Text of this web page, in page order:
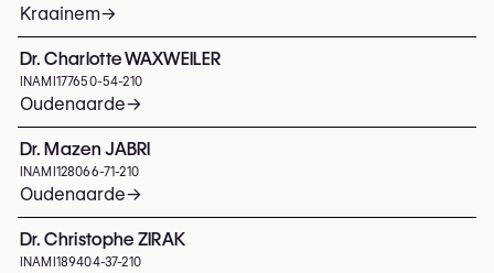
Kraainem→
Dr. Charlotte WAXWEILER
INAMI 177650-54-210
Oudenaarde→
Dr. Mazen JABRI
INAMI 128066-71-210
Oudenaarde→
Dr. Christophe ZIRAK
INAMI 189404-37-210